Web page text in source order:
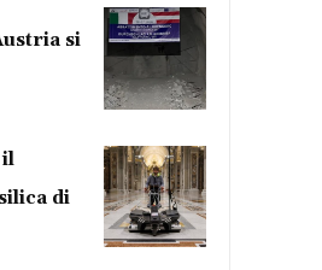
si
il
di